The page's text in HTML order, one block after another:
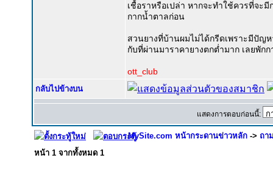
เชื้อราหรือเปล่า หากจะทำใช้ควรที่จะ
กากน้ำตาลก่อน
สวนยางที่บ้านผมไม่ได้กรีดเพราะมีปัญห
กับที่ผ่านมาราคายางตกต่ำมาก เลยพัก
ott_club
กลับไปข้างบน
แสดงการตอบก่อนนี้:
MySite.com หน้ากระดานข่าวหลัก -> ถา
หน้า 1 จากทั้งหมด 1